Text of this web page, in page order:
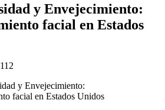
y Envejecimiento:
facial en Estados
112